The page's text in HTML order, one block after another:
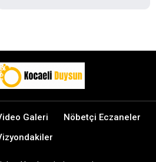
Galeri Nöbetçi Eczaneler